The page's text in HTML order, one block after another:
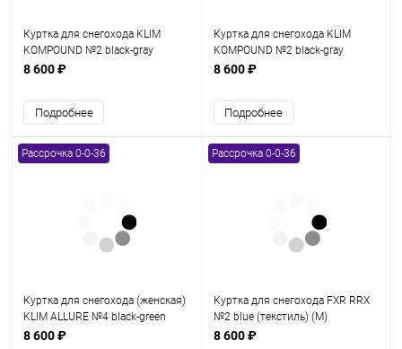
Куртка для снегохода KLIM
KOMPOUND №2 black-gray
(текстиль) (XL)
8 600 ₽
Подробнее
Куртка для снегохода KLIM
KOMPOUND №2 black-gray
(текстиль) (XXL)
8 600 ₽
Подробнее
Рассрочка 0-0-36
Куртка для снегохода (женская)
KLIM ALLURE №4 black-green
(текстиль) (M)
8 600 ₽
Рассрочка 0-0-36
Куртка для снегохода FXR RRX
№2 blue (текстиль) (M)
8 600 ₽